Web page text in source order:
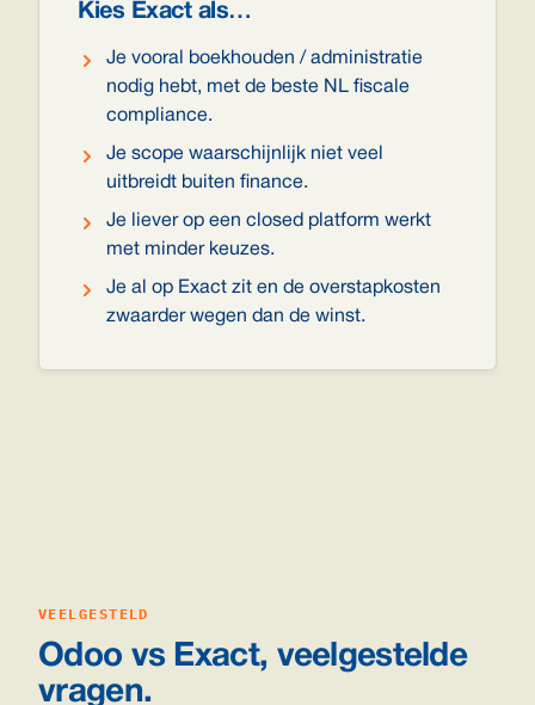
Kies Exact als…
Je vooral boekhouden / administratie
nodig hebt, met de beste NL fiscale
compliance.
Je scope waarschijnlijk niet veel
uitbreidt buiten finance.
Je liever op een closed platform werkt
met minder keuzes.
Je al op Exact zit en de overstapkosten
zwaarder wegen dan de winst.
VEELGESTELD
Odoo vs Exact, veelgestelde
vragen.